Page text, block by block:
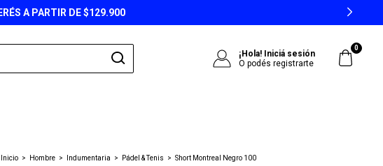
¡Hola! Iniciá sesión
O podés registrarte
0
Inicio > Hombre > Indumentaria > Pádel & Tenis > Short Montreal Negro 100